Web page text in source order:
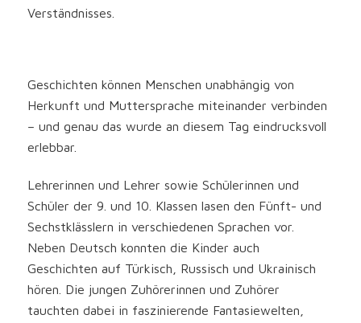
Verständnisses.
Geschichten können Menschen unabhängig von
Herkunft und Muttersprache miteinander verbinden
– und genau das wurde an diesem Tag eindrucksvoll
erlebbar.
Lehrerinnen und Lehrer sowie Schülerinnen und
Schüler der 9. und 10. Klassen lasen den Fünft- und
Sechstklässlern in verschiedenen Sprachen vor.
Neben Deutsch konnten die Kinder auch
Geschichten auf Türkisch, Russisch und Ukrainisch
hören. Die jungen Zuhörerinnen und Zuhörer
tauchten dabei in faszinierende Fantasiewelten,